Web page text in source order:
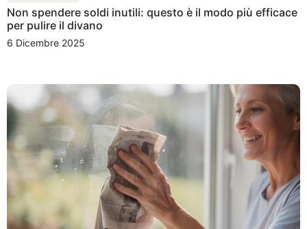
Non spendere soldi inutili: questo è il modo più efficace
per pulire il divano
6 Dicembre 2025